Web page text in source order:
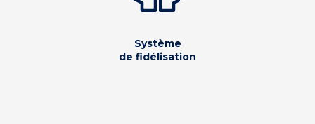
Système
de fidélisation